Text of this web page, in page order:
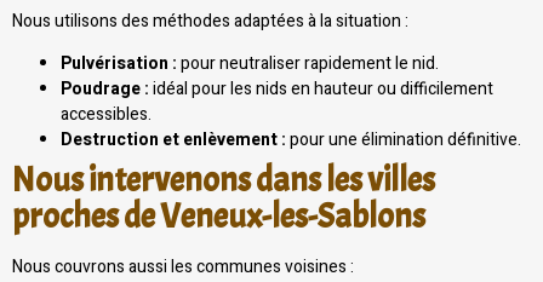
Nous utilisons des méthodes adaptées à la situation :
Pulvérisation :pour neutraliser rapidement le nid.
Poudrage :idéal pour les nids en hauteur ou difficilement
accessibles.
Destruction et enlèvement :pour une élimination définitive.
Nous intervenons dans les villes
proches de Veneux-les-Sablons
Nous couvrons aussi les communes voisines :